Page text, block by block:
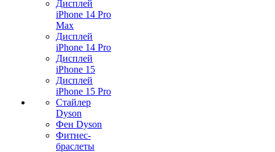
Дисплей
iPhone 14 Pro
Max
Дисплей
iPhone 14 Pro
Дисплей
iPhone 15
Дисплей
iPhone 15 Pro
Стайлер
Dyson
Фен Dyson
Фитнес-
браслеты